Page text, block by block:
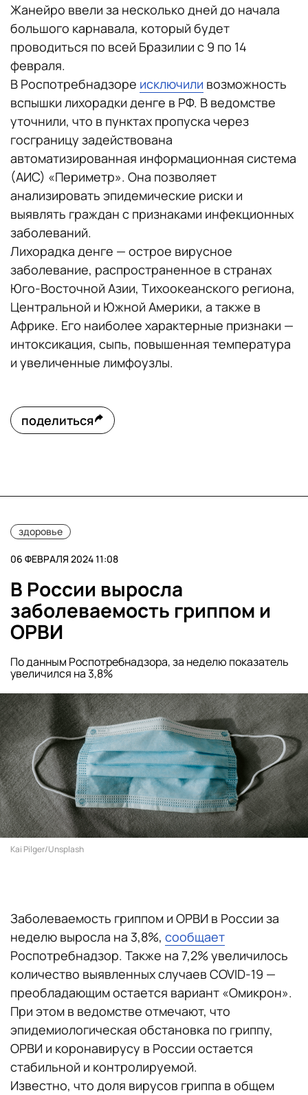
Жанейро ввели за несколько дней до начала
большого карнавала, который будет
проводиться по всей Бразилии с 9 по 14
февраля.
В Роспотребнадзоре исключили возможность
вспышки лихорадки денге в РФ. В ведомстве
уточнили, что в пунктах пропуска через
госграницу задействована
автоматизированная информационная система
(АИС) «Периметр». Она позволяет
анализировать эпидемические риски и
выявлять граждан с признаками инфекционных
заболеваний.
Лихорадка денге — острое вирусное
заболевание, распространенное в странах
Юго-Восточной Азии, Тихоокеанского региона,
Центральной и Южной Америки, а также в
Африке. Его наиболее характерные признаки —
интоксикация, сыпь, повышенная температура
и увеличенные лимфоузлы.
поделиться
здоровье
06 ФЕВРАЛЯ 2024 11:08
В России выросла
заболеваемость гриппом и
ОРВИ
По данным Роспотребнадзора, за неделю показатель
увеличился на 3,8%
Kai Pilger/Unsplash
Заболеваемость гриппом и ОРВИ в России за
неделю выросла на 3,8%, сообщает
Роспотребнадзор. Также на 7,2% увеличилось
количество выявленных случаев COVID-19 —
преобладающим остается вариант «Омикрон».
При этом в ведомстве отмечают, что
эпидемиологическая обстановка по гриппу,
ОРВИ и коронавирусу в России остается
стабильной и контролируемой.
Известно, что доля вирусов гриппа в общем